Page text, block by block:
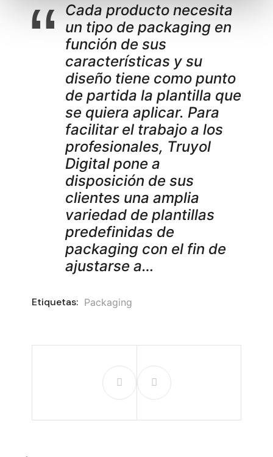
Cada producto necesita
un tipo de packaging en
función de sus
características y su
diseño tiene como punto
de partida la plantilla que
se quiera aplicar. Para
facilitar el trabajo a los
profesionales, Truyol
Digital pone a
disposición de sus
clientes una amplia
variedad de plantillas
predefinidas de
packaging con el fin de
ajustarse a…
Etiquetas: Packaging